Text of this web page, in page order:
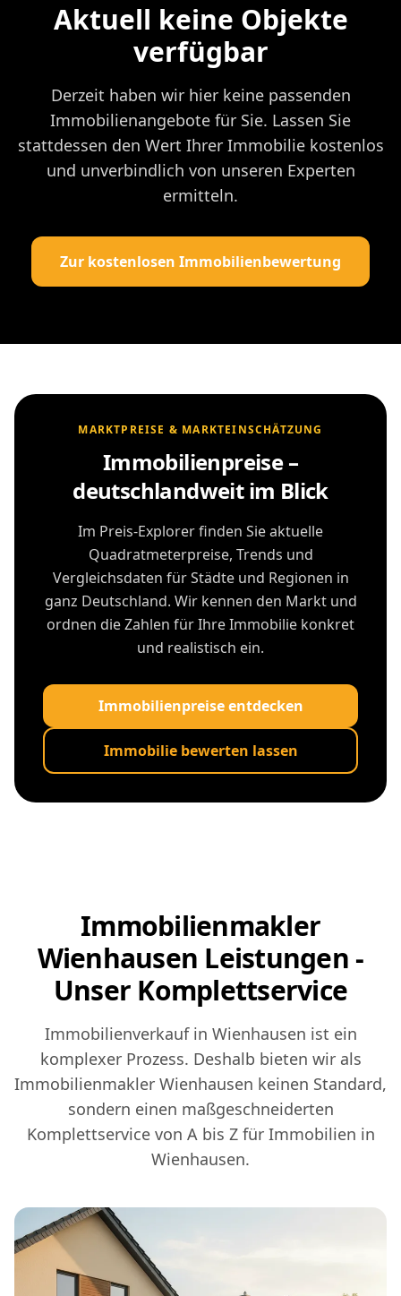
Aktuell keine Objekte
verfügbar
Derzeit haben wir hier keine passenden
Immobilienangebote für Sie. Lassen Sie
stattdessen den Wert Ihrer Immobilie kostenlos
und unverbindlich von unseren Experten
ermitteln.
Zur kostenlosen Immobilienbewertung
MARKTPREISE & MARKTEINSCHÄTZUNG
Immobilienpreise –
deutschlandweit im Blick
Im Preis-Explorer finden Sie aktuelle
Quadratmeterpreise, Trends und
Vergleichsdaten für Städte und Regionen in
ganz Deutschland. Wir kennen den Markt und
ordnen die Zahlen für Ihre Immobilie konkret
und realistisch ein.
Immobilienpreise entdecken
Immobilie bewerten lassen
Immobilienmakler
Wienhausen Leistungen -
Unser Komplettservice
Immobilienverkauf in Wienhausen ist ein
komplexer Prozess. Deshalb bieten wir als
Immobilienmakler Wienhausen keinen Standard,
sondern einen maßgeschneiderten
Komplettservice von A bis Z für Immobilien in
Wienhausen.